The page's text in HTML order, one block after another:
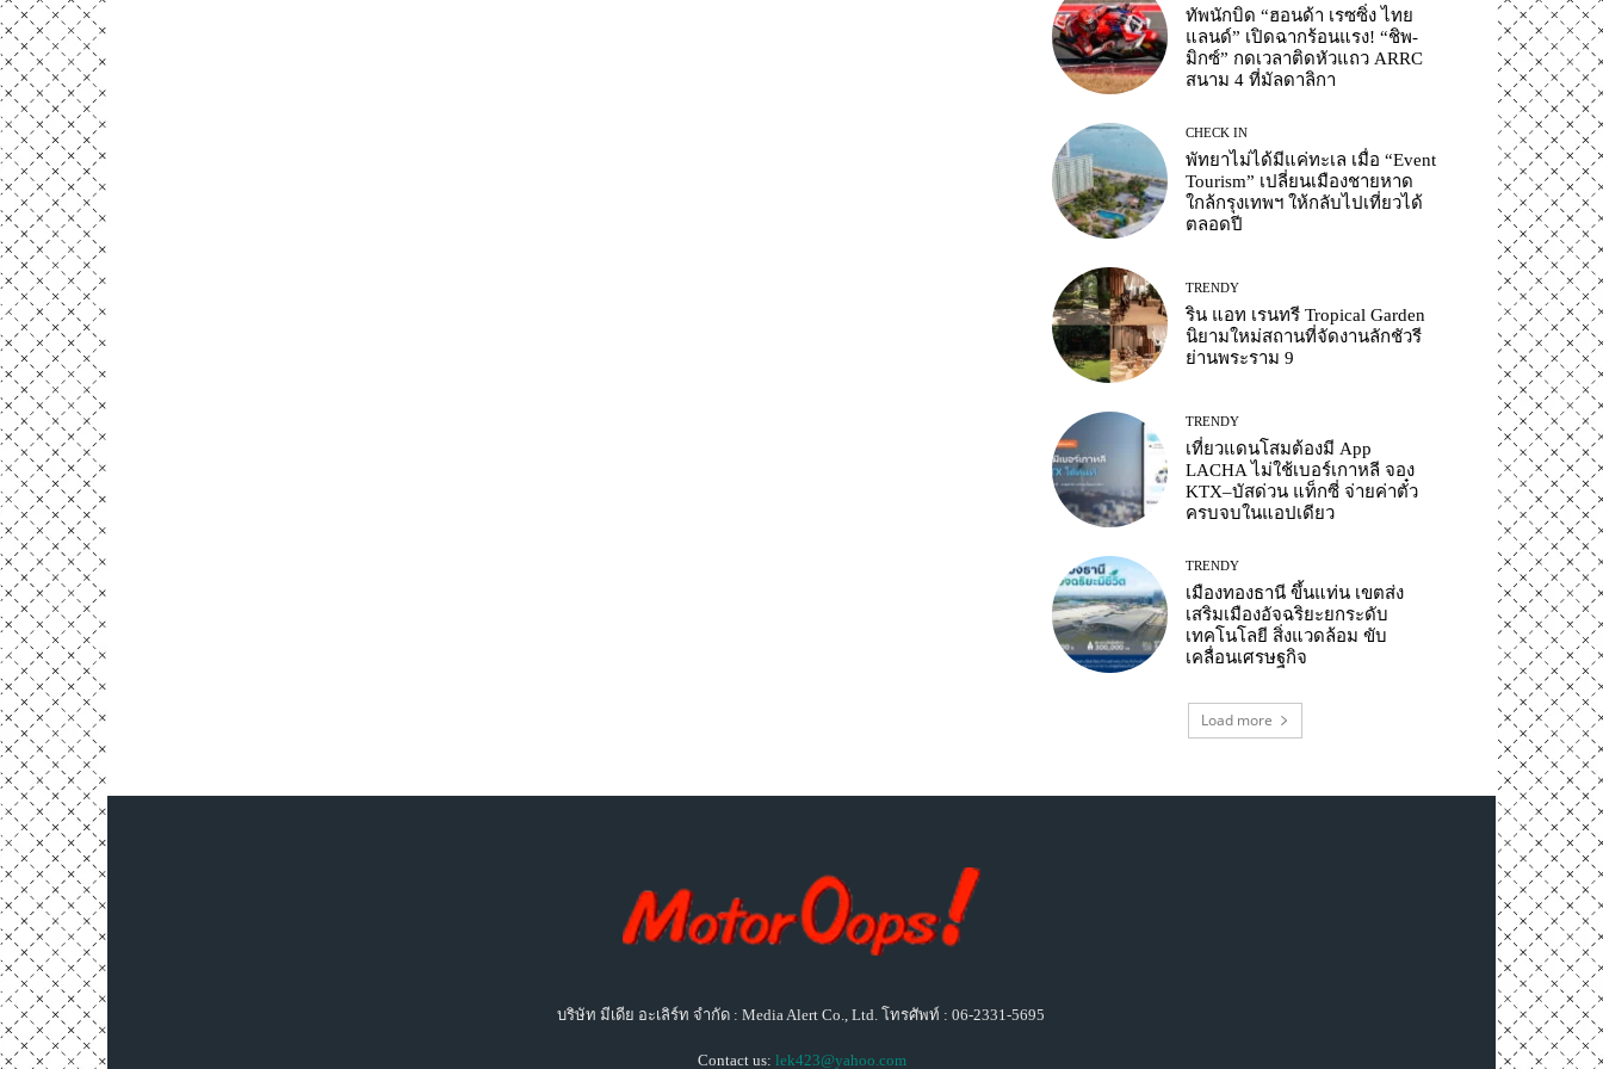
ทัพนักบิด “ฮอนด้า เรซซิ่ง ไทย
แลนด์” เปิดฉากร้อนแรง! “ชิพ-
มิกซ์” กดเวลาติดหัวแถว ARRC
สนาม 4 ที่มัลดาลิกา
CHECK IN
พัทยาไม่ได้มีแค่ทะเล เมื่อ “Event
Tourism” เปลี่ยนเมืองชายหาด
ใกล้กรุงเทพฯ ให้กลับไปเที่ยวได้
ตลอดปี
TRENDY
ริน แอท เรนทรี Tropical Garden
นิยามใหม่สถานที่จัดงานลักชัวรี
ย่านพระราม 9
TRENDY
เที่ยวแดนโสมต้องมี App
LACHA ไม่ใช้เบอร์เกาหลี จอง
KTX–บัสด่วน แท็กซี่ จ่ายค่าตั๋ว
ครบจบในแอปเดียว
TRENDY
เมืองทองธานี ขึ้นแท่น เขตส่ง
เสริมเมืองอัจฉริยะยกระดับ
เทคโนโลยี สิ่งแวดล้อม ขับ
เคลื่อนเศรษฐกิจ
Load more
บริษัท มีเดีย อะเลิร์ท จำกัด : Media Alert Co., Ltd. โทรศัพท์ : 06-2331-5695
Contact us: lek423@yahoo.com